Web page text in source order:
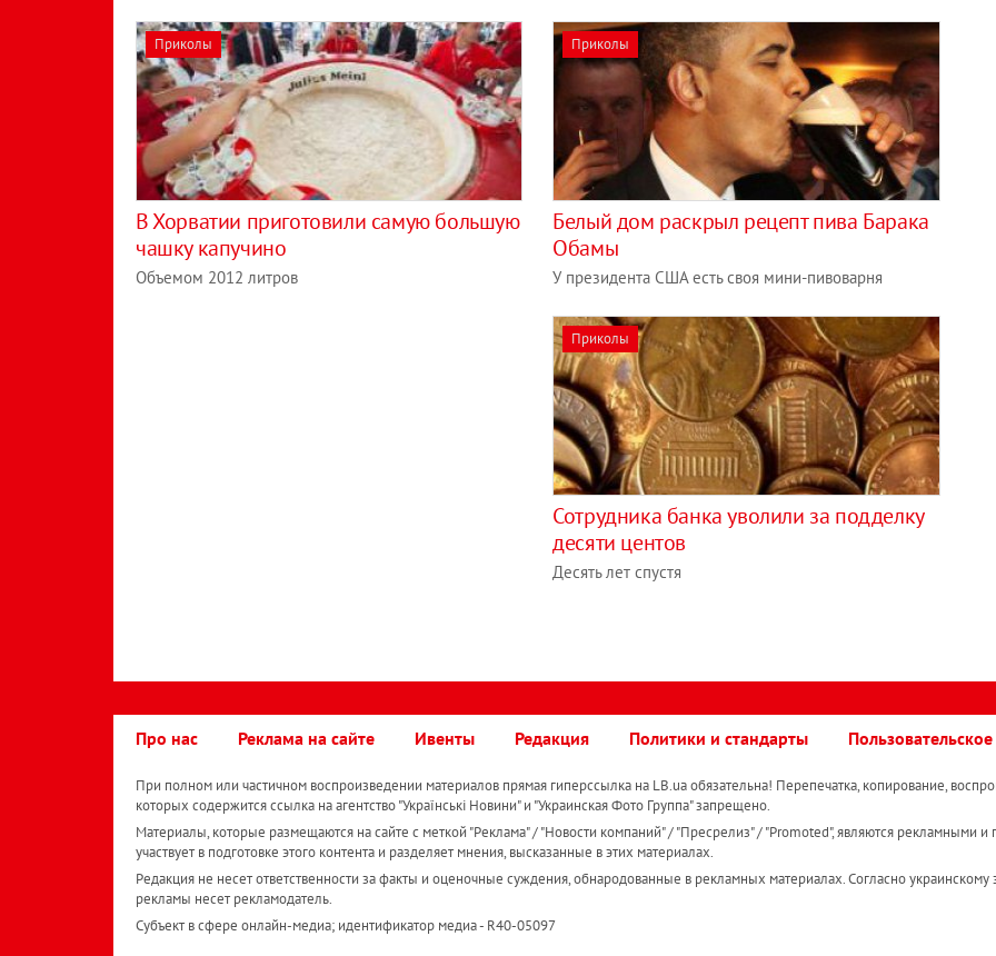
Приколы
В Хорватии приготовили самую большую
чашку капучино
Объемом 2012 литров
Приколы
Белый дом раскрыл рецепт пива Барака
Обамы
У президента США есть своя мини-пивоварня
Приколы
Сотрудника банка уволили за подделку
десяти центов
Десять лет спустя
Про нас Реклама на сайте Ивенты Редакция Политики и стандарты
При полном или частичном воспроизведении материалов прямая гиперссылка на LB.ua обязательна! Перепечатка, копирование,
которых содержится ссылка на агентство "Українськi Новини" и "Украинская Фото Группа" запрещено.
Материалы, которые размещаются на сайте с меткой "Реклама" / "Новости компаний" / "Пресрелиз" / "Promoted", являются рекламными и
участвует в подготовке этого контента и разделяет мнения, высказанные в этих материалах.
Редакция не несет ответственности за факты и оценочные суждения, обнародованные в рекламных материалах. Согласно украинскому
рекламы несет рекламодатель.
Субъект в сфере онлайн-медиа; идентификатор медиа - R40-05097